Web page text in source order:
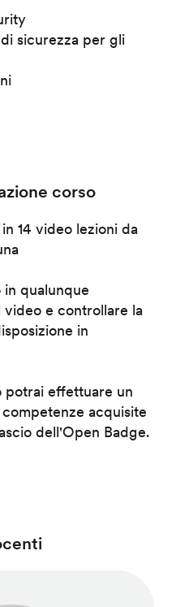
sicurezza per gli
corso
14 video lezioni da
qualunque
e controllare la
in
effettuare un
acquisite
dell'Open Badge.